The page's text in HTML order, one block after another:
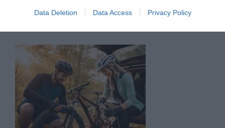
Data Deletion Data Access Privacy Policy